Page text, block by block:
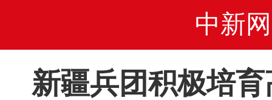
中新网
新疆兵团积极培